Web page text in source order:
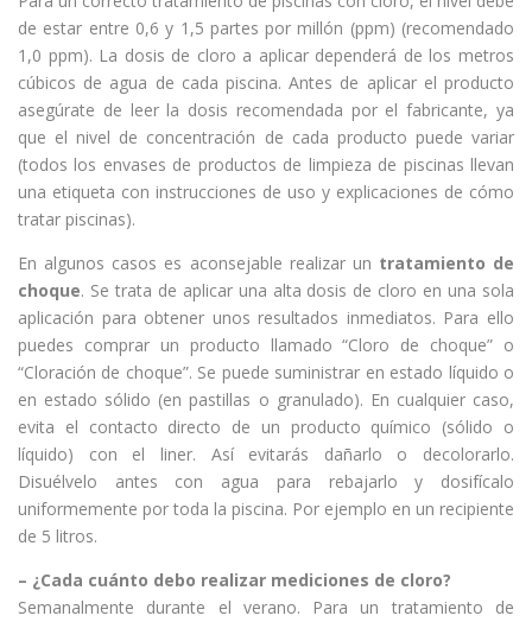
de estar entre 0,6 y 1,5 partes por millón (ppm) (recomendado
1,0 ppm). La dosis de cloro a aplicar dependerá de los metros
cúbicos de agua de cada piscina. Antes de aplicar el producto
asegúrate de leer la dosis recomendada por el fabricante, ya
que el nivel de concentración de cada producto puede variar
(todos los envases de productos de limpieza de piscinas llevan
una etiqueta con instrucciones de uso y explicaciones de cómo
tratar piscinas).
En algunos casos es aconsejable realizar un tratamiento de
choque. Se trata de aplicar una alta dosis de cloro en una sola
aplicación para obtener unos resultados inmediatos. Para ello
puedes comprar un producto llamado “Cloro de choque” o
“Cloración de choque”. Se puede suministrar en estado líquido o
en estado sólido (en pastillas o granulado). En cualquier caso,
evita el contacto directo de un producto químico (sólido o
líquido) con el liner. Así evitarás dañarlo o decolorarlo.
Disuélvelo antes con agua para rebajarlo y dosifícalo
uniformemente por toda la piscina. Por ejemplo en un recipiente
de 5 litros.
– ¿Cada cuánto debo realizar mediciones de cloro?
Semanalmente durante el verano. Para un tratamiento de